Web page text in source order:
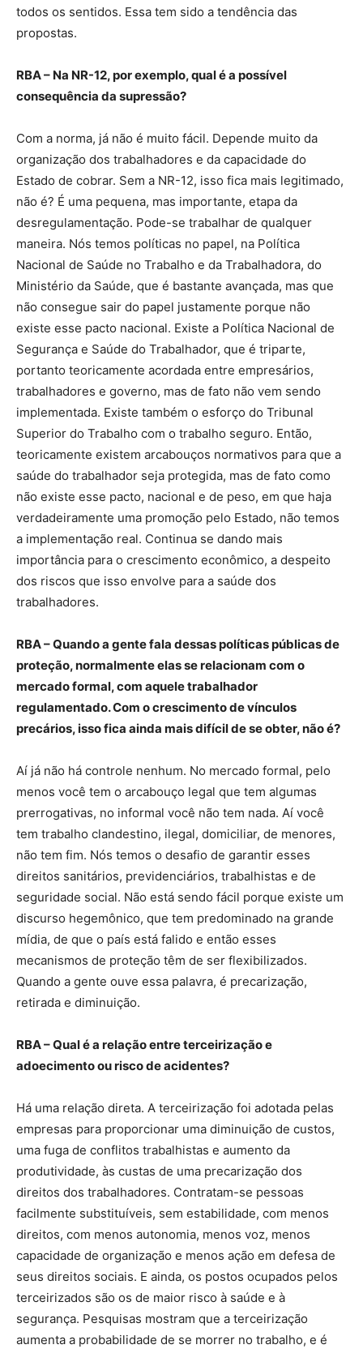
todos os sentidos. Essa tem sido a tendência das
propostas.
RBA – Na NR-12, por exemplo, qual é a possível
consequência da supressão?
Com a norma, já não é muito fácil. Depende muito da
organização dos trabalhadores e da capacidade do
Estado de cobrar. Sem a NR-12, isso fica mais legitimado,
não é? É uma pequena, mas importante, etapa da
desregulamentação. Pode-se trabalhar de qualquer
maneira. Nós temos políticas no papel, na Política
Nacional de Saúde no Trabalho e da Trabalhadora, do
Ministério da Saúde, que é bastante avançada, mas que
não consegue sair do papel justamente porque não
existe esse pacto nacional. Existe a Política Nacional de
Segurança e Saúde do Trabalhador, que é triparte,
portanto teoricamente acordada entre empresários,
trabalhadores e governo, mas de fato não vem sendo
implementada. Existe também o esforço do Tribunal
Superior do Trabalho com o trabalho seguro. Então,
teoricamente existem arcabouços normativos para que a
saúde do trabalhador seja protegida, mas de fato como
não existe esse pacto, nacional e de peso, em que haja
verdadeiramente uma promoção pelo Estado, não temos
a implementação real. Continua se dando mais
importância para o crescimento econômico, a despeito
dos riscos que isso envolve para a saúde dos
trabalhadores.
RBA – Quando a gente fala dessas políticas públicas de
proteção, normalmente elas se relacionam com o
mercado formal, com aquele trabalhador
regulamentado. Com o crescimento de vínculos
precários, isso fica ainda mais difícil de se obter, não é?
Aí já não há controle nenhum. No mercado formal, pelo
menos você tem o arcabouço legal que tem algumas
prerrogativas, no informal você não tem nada. Aí você
tem trabalho clandestino, ilegal, domiciliar, de menores,
não tem fim. Nós temos o desafio de garantir esses
direitos sanitários, previdenciários, trabalhistas e de
seguridade social. Não está sendo fácil porque existe um
discurso hegemônico, que tem predominado na grande
mídia, de que o país está falido e então esses
mecanismos de proteção têm de ser flexibilizados.
Quando a gente ouve essa palavra, é precarização,
retirada e diminuição.
RBA – Qual é a relação entre terceirização e
adoecimento ou risco de acidentes?
Há uma relação direta. A terceirização foi adotada pelas
empresas para proporcionar uma diminuição de custos,
uma fuga de conflitos trabalhistas e aumento da
produtividade, às custas de uma precarização dos
direitos dos trabalhadores. Contratam-se pessoas
facilmente substituíveis, sem estabilidade, com menos
direitos, com menos autonomia, menos voz, menos
capacidade de organização e menos ação em defesa de
seus direitos sociais. E ainda, os postos ocupados pelos
terceirizados são os de maior risco à saúde e à
segurança. Pesquisas mostram que a terceirização
aumenta a probabilidade de se morrer no trabalho, e é